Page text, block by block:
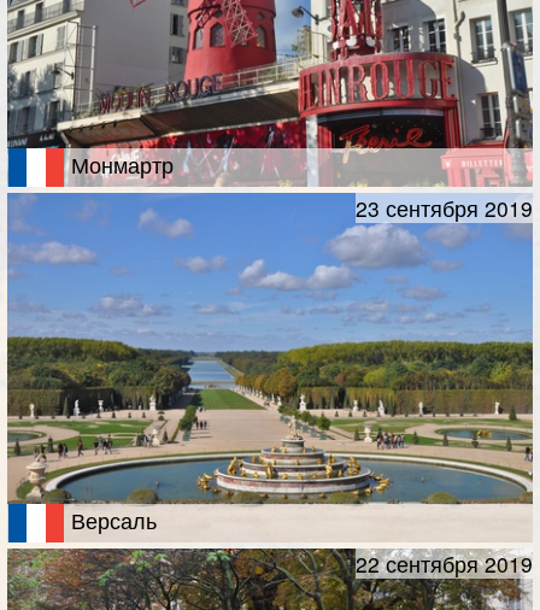
Монмартр
Версаль
23 сентября 2019
22 сентября 2019